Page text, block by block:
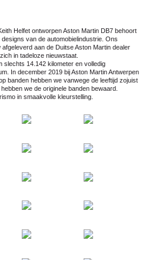
Helfet ontworpen Aston Martin DB7 behoort
van de automobielindustrie. Ons
aan de Duitse Aston Martin dealer
in tadeloze nieuwstaat.
slechts 14.142 kilometer en volledig
In december 2019 bij Aston Martin Antwerpen
banden hebben we vanwege de leeftijd zojuist
we de originele banden bewaard.
in smaakvolle kleurstelling.